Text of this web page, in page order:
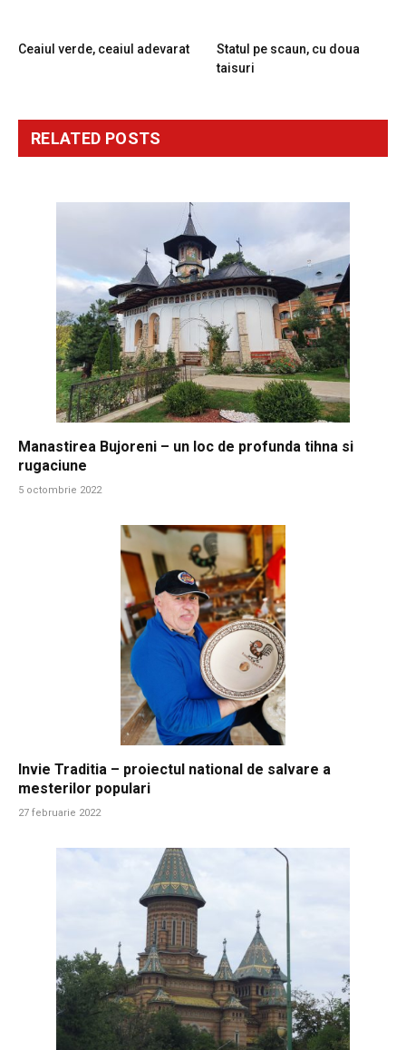
Ceaiul verde, ceaiul adevarat
Statul pe scaun, cu doua
taisuri
RELATED POSTS
Manastirea Bujoreni – un loc de profunda tihna si
rugaciune
5 octombrie 2022
Invie Traditia – proiectul national de salvare a
mesterilor populari
27 februarie 2022